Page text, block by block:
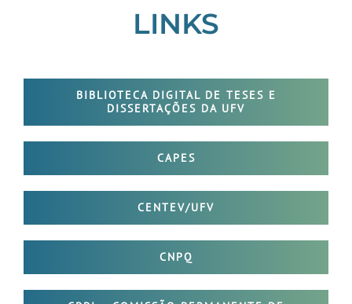
LINKS
BIBLIOTECA DIGITAL DE TESES E
DISSERTAÇÕES DA UFV
CAPES
CENTEV/UFV
CNPQ